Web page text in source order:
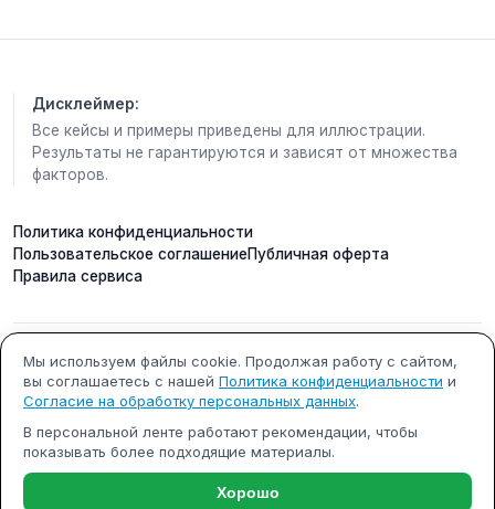
✅Парфюм
✅Собственный научно-инновационный центр, и
свое производство.
✅И даже партнерство с Олимпийским комитетом
Становитесь Привилегированным клиентом
Siberian Wellness и экономьте на покупках!
https://ru.siberianhealth.com/ru/shop/user/registration
❤️Плюс, не только высокое качество продукта,
но и хорошие выгоды при покупках.
Об этом я тоже буду вам рассказывать здесь.
Для вас будут доступны и акции, и скидки, и
специальные предложения.
Буду рада быть полезной для вас! 🫶🏻 Читайте
Дисклеймер:
Все кейсы и примеры приведены для иллюстрации.
Результаты не гарантируются и зависят от множества
факторов.
Политика конфиденциальности
Пользовательское соглашениеПубличная оферта
Правила сервиса
ИП Кобилинский Артем
Сергеевич
ИНН 615490002327
ОГРНИП 322619600000731
Почта: support@m-x.su
Режим работы: будние дни с
Мы используем файлы cookie. Продолжая работу с сайтом,
вы соглашаетесь с нашей Политика конфиденциальности и
Согласие на обработку персональных данных.
В персональной ленте работают рекомендации, чтобы
показывать более подходящие материалы.
Хорошо